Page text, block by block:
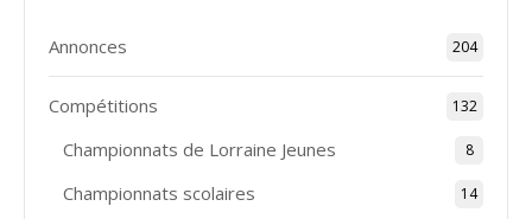
Annonces 204
Compétitions 132
Championnats de Lorraine Jeunes 8
Championnats scolaires 14